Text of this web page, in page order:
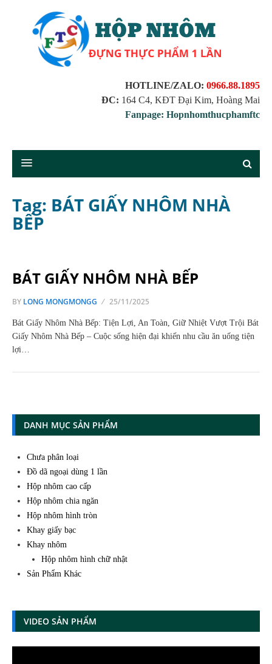
HOTLINE/ZALO: 0966.88.1895
ĐC: 164 C4, KĐT Đại Kim, Hoàng Mai
Fanpage: Hopnhomthucphamftc
Tag: BÁT GIẤY NHÔM NHÀ
BẾP
BÁT GIẤY NHÔM NHÀ BẾP
BY LONG MONGMONGG 25/11/2025
Bát Giấy Nhôm Nhà Bếp: Tiện Lợi, An Toàn, Giữ Nhiệt Vượt Trội Bát
Giấy Nhôm Nhà Bếp – Cuộc sống hiện đại khiến nhu cầu ăn uống tiện
lợi…
DANH MỤC SẢN PHẨM
Chưa phân loại
Đồ dã ngoại dùng 1 lần
Hộp nhôm cao cấp
Hộp nhôm chia ngăn
Hộp nhôm hình tròn
Khay giấy bạc
Khay nhôm
Hộp nhôm hình chữ nhật
Sản Phẩm Khác
VIDEO SẢN PHẨM